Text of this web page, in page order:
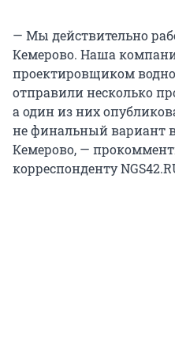
— Мы действительно
Кемерово. Наша
проектировщиком
отправили несколько
а один из них
не финальный вариант
Кемерово, —
корреспонденту